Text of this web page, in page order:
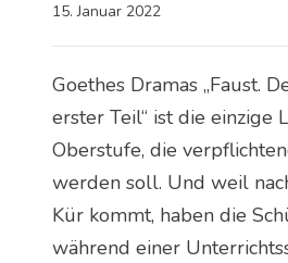
15. Januar 2022
Goethes Dramas „Faust.
erster Teil“ ist die einzige
Oberstufe, die
werden soll. Und weil
Kür kommt, haben die
während einer